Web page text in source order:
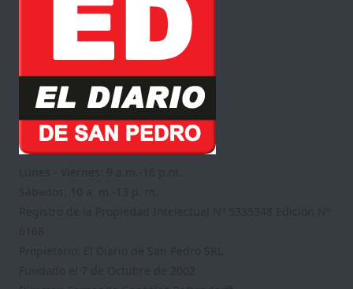
Lunes - Viernes: 9 a.m.-16 p.m.
Sábados: 10 a. m.-13 p. m.
Registro de la Propiedad Intelectual Nº 5335348 Edición Nº
6168
Propietario: El Diario de San Pedro SRL.
Fundado el 7 de Octubre de 2002